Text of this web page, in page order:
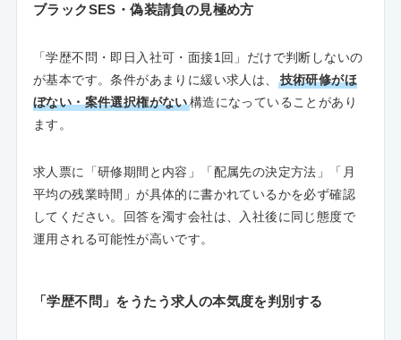
ブラックSES・偽装請負の見極め方
「学歴不問・即日入社可・面接1回」だけで判断しないの
が基本です。条件があまりに緩い求人は、
技術研修がほ
ぼない・案件選択権がない構造になっていることがあり
ます。
求人票に「研修期間と内容」「配属先の決定方法」「月
平均の残業時間」が具体的に書かれているかを必ず確認
してください。回答を濁す会社は、入社後に同じ態度で
運用される可能性が高いです。
「学歴不問」をうたう求人の本気度を判別する